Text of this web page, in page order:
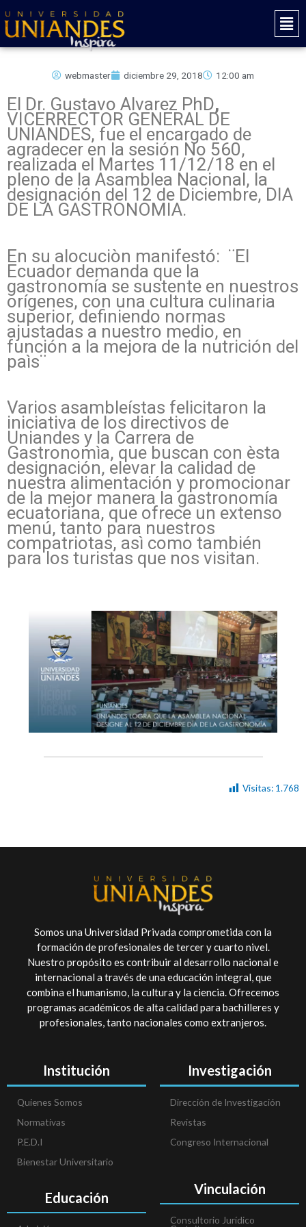
al
contenido
Main
webmaster diciembre 29, 2018 12:00 am
El Dr. Gustavo Alvarez PhD,
VICERRECTOR GENERAL DE
UNIANDES, fue el encargado de
agradecer en la sesión No 560,
realizada el Martes 11/12/18 en el
pleno de la Asamblea Nacional, la
designación del 12 de Diciembre, DIA
DE LA GASTRONOMIA.
En su alocuciòn manifestó: ¨El
Ecuador demanda que la
gastronomía se sustente en nuestros
orígenes, con una cultura culinaria
superior, definiendo normas
ajustadas a nuestro medio, en
función a la mejora de la nutrición del
paìs¨
Varios asambleístas felicitaron la
iniciativa de los directivos de
Uniandes y la Carrera de
Gastronomìa, que buscan con èsta
designación, elevar la calidad de
nuestra alimentación y promocionar
de la mejor manera la gastronomía
ecuatoriana, que ofrece un extenso
menú, tanto para nuestros
compatriotas, asì como también
para los turistas que nos visitan.
Visitas: 1.768
Somos una Universidad Privada comprometida con la
formación de profesionales de tercer y cuarto nivel.
Nuestro propósito es contribuir al desarrollo nacional e
internacional a través de una educación integral, que
combina el humanismo, la cultura y la ciencia. Ofrecemos
programas académicos de alta calidad para bachilleres y
profesionales, tanto nacionales como extranjeros.
Institución
Quienes Somos
Normativas
P.E.D.I
Bienestar Universitario
Educación
Investigación
Dirección de Investigación
Revistas
Congreso Internacional
Vinculación
Consultorio Jurídico